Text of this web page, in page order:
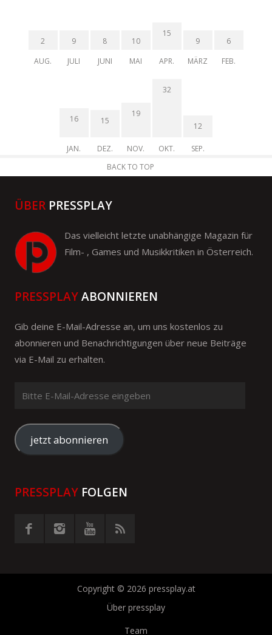
2
AUG.
9
JULI
8
JUNI
10
MAI
15
APR.
9
MÄRZ
6
FEB.
16
JAN.
15
DEZ.
19
NOV.
32
OKT.
12
SEP.
BACK TO TOP
ÜBER PRESSPLAY
Das vielleicht letzte unabhängige Magazin für
Film- , Games und Musikkritiken in Österreich.
PRESSPLAYABONNIEREN
Gib deine E-Mail-Adresse an, um uns kostenlos zu
abonnieren und Benachrichtigungen über neue Beiträge
via E-Mail zu erhalten.
Mail-
Adresse
eingeben
jetzt abonnieren
PRESSPLAY FOLGEN
Copyright © 2026 pressplay.at
Über pressplay
Team